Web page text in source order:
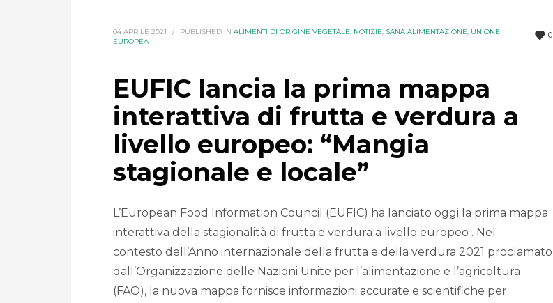
0
04 APRILE 2021 / PUBLISHED IN ALIMENTI DI ORIGINE VEGETALE, NOTIZIE, SANA ALIMENTAZIONE, UNIONE
EUROPEA
EUFIC lancia la prima mappa
interattiva di frutta e verdura a
livello europeo: “Mangia
stagionale e locale”
L’European Food Information Council (EUFIC) ha lanciato oggi la prima mappa
interattiva della stagionalità di frutta e verdura a livello europeo . Nel
contesto dell’Anno internazionale della frutta e della verdura 2021 proclamato
dall’Organizzazione delle Nazioni Unite per l’alimentazione e l’agricoltura
(FAO), la nuova mappa fornisce informazioni accurate e scientifiche per